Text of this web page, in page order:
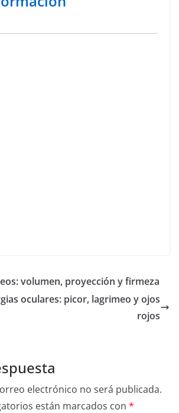
volumen, proyección y firmeza
oculares: picor, lagrimeo y ojos
rojos
electrónico no será publicada.
están marcados con *